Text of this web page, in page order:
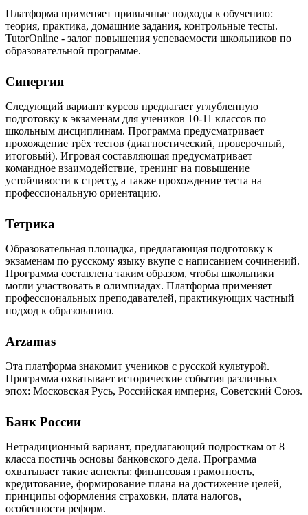
Платформа применяет привычные подходы к обучению:
теория, практика, домашние задания, контрольные тесты.
TutorOnline - залог повышения успеваемости школьников по
образовательной программе.
Синергия
Следующий вариант курсов предлагает углубленную
подготовку к экзаменам для учеников 10-11 классов по
школьным дисциплинам. Программа предусматривает
прохождение трёх тестов (диагностический, проверочный,
итоговый). Игровая составляющая предусматривает
командное взаимодействие, тренинг на повышение
устойчивости к стрессу, а также прохождение теста на
профессиональную ориентацию.
Тетрика
Образовательная площадка, предлагающая подготовку к
экзаменам по русскому языку вкупе с написанием сочинений.
Программа составлена таким образом, чтобы школьники
могли участвовать в олимпиадах. Платформа применяет
профессиональных преподавателей, практикующих частный
подход к образованию.
Arzamas
Эта платформа знакомит учеников с русской культурой.
Программа охватывает исторические события различных
эпох: Московская Русь, Российская империя, Советский Союз.
Банк России
Нетрадиционный вариант, предлагающий подросткам от 8
класса постичь основы банковского дела. Программа
охватывает такие аспекты: финансовая грамотность,
кредитование, формирование плана на достижение целей,
принципы оформления страховки, плата налогов,
особенности реформ.